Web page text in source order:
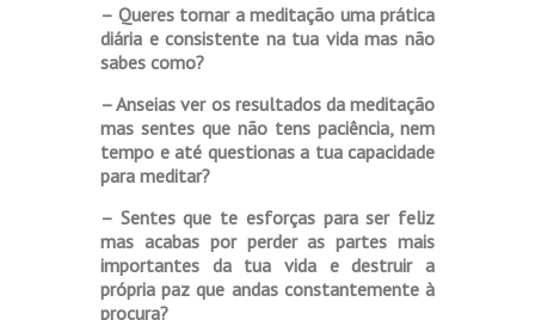
– Queres tornar a meditação uma prática
diária e consistente na tua vida mas não
sabes como?
– Anseias ver os resultados da meditação
mas sentes que não tens paciência, nem
tempo e até questionas a tua capacidade
para meditar?
– Sentes que te esforças para ser feliz
mas acabas por perder as partes mais
importantes da tua vida e destruir a
própria paz que andas constantemente à
procura?